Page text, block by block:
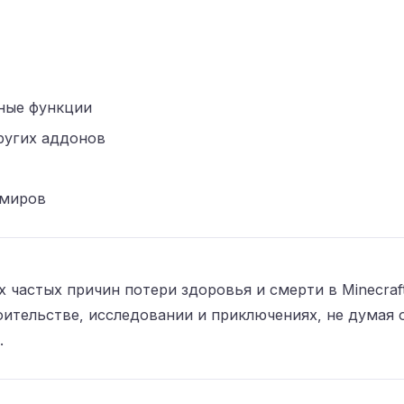
функции
аддонов
причин потери здоровья и смерти в
исследовании и приключениях, не думая